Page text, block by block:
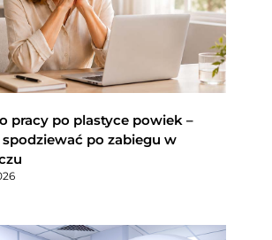
pracy po plastyce powiek –
spodziewać po zabiegu w